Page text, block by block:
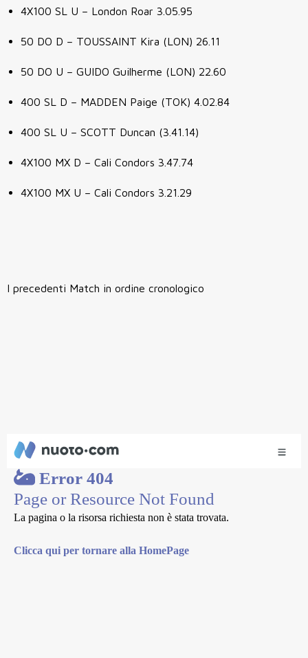
4X100 SL U – London Roar 3.05.95
50 DO D – TOUSSAINT Kira (LON) 26.11
50 DO U – GUIDO Guilherme (LON) 22.60
400 SL D – MADDEN Paige (TOK) 4.02.84
400 SL U – SCOTT Duncan (3.41.14)
4X100 MX D – Cali Condors 3.47.74
4X100 MX U – Cali Condors 3.21.29
I precedenti Match in ordine cronologico